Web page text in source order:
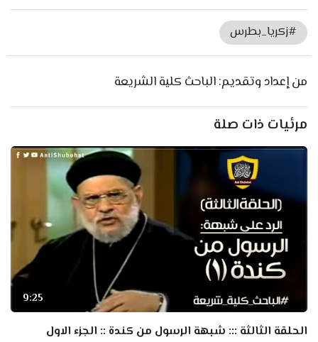
#زكريا_بطرس
من إعداد وتقديم: الباحث كلية الشريعة
مرئيات ذات صلة
9:25
الحلقة الثالثة ::: شبهة الرسول من كندة :: الجزء الاول